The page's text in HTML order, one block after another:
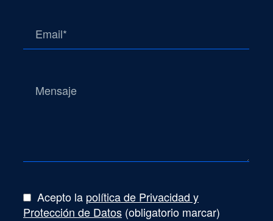
Acepto la política de Privacidad y
Protección de Datos (obligatorio marcar)